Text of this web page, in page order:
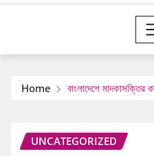
Home বাংলাদেশে মাদকাসক্তির
UNCATEGORIZED